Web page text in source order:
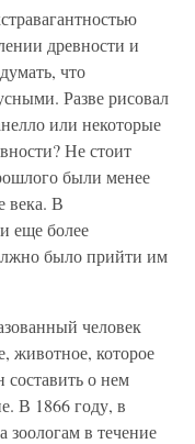
древности и
что
Разве рисовал
или некоторые
Не стоит
были менее
века. В
еще более
было прийти им
человек
животное, которое
составить о нем
В 1866 году, в
зоологам в течение